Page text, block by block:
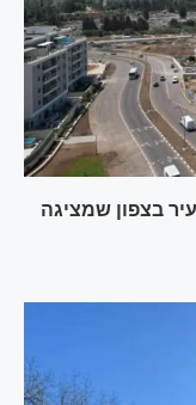
בצפון שמציגה